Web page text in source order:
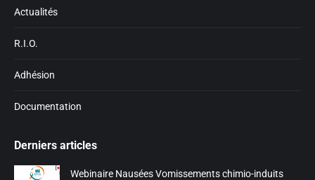
Actualités
R.I.O.
Adhésion
Documentation
Derniers articles
Webinaire Nausées Vomissements chimio-induits